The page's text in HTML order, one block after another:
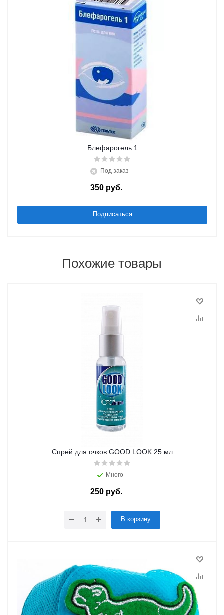
Блефарогель 1
Под заказ
350руб./шт
Подписаться
Похожие товары
Спрей для очков GOOD LOOK 25 мл
Много
250руб./шт
В корзину